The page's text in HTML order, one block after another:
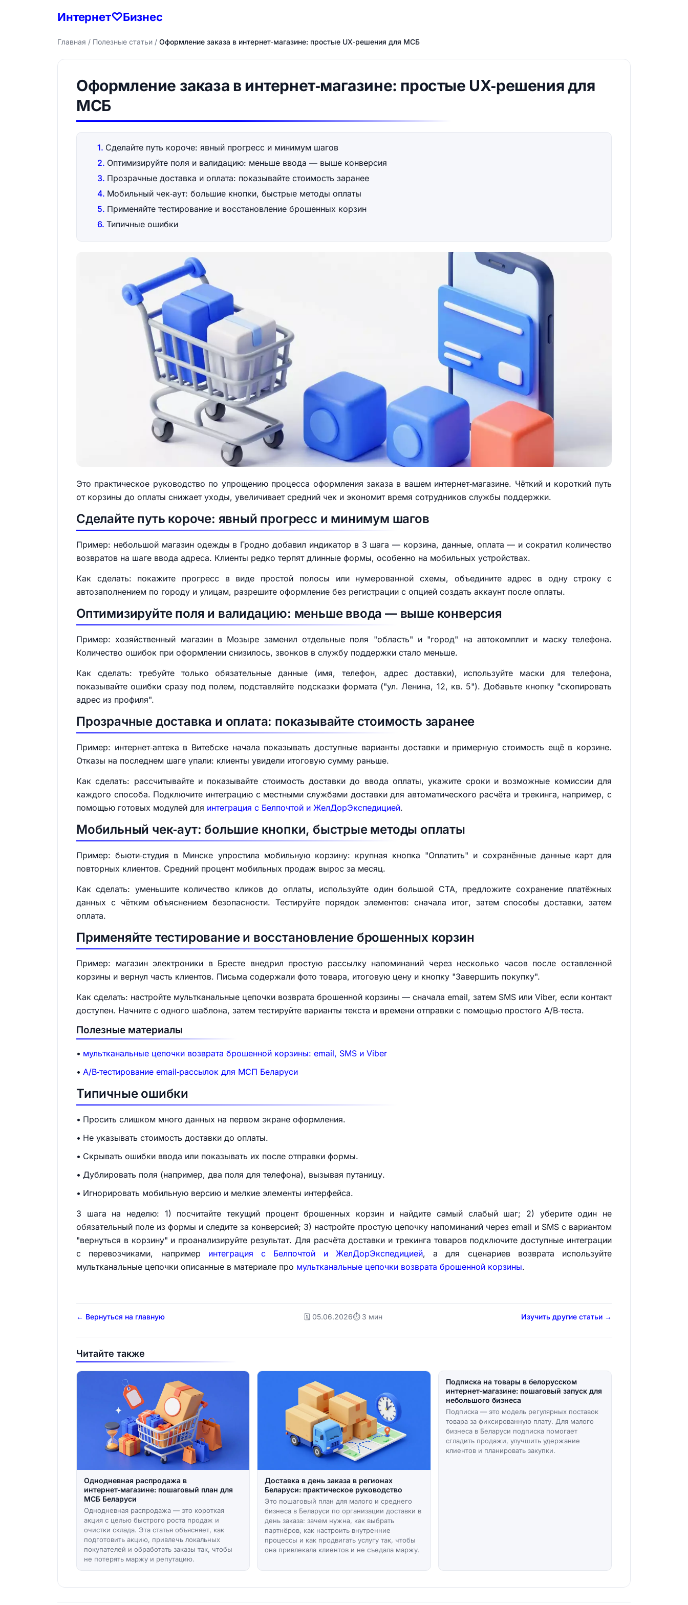
Интернет♡Бизнес
Главная / Полезные статьи / Оформление заказа в интернет‑магазине: простые UX‑решения для МСБ
Оформление заказа в интернет‑магазине: простые UX‑решения для
МСБ
Сделайте путь короче: явный прогресс и минимум шагов
Оптимизируйте поля и валидацию: меньше ввода — выше конверсия
Прозрачные доставка и оплата: показывайте стоимость заранее
Мобильный чек‑аут: большие кнопки, быстрые методы оплаты
Применяйте тестирование и восстановление брошенных корзин
Типичные ошибки
Это практическое руководство по упрощению процесса оформления заказа в вашем интернет‑магазине. Чёткий и короткий путь
от корзины до оплаты снижает уходы, увеличивает средний чек и экономит время сотрудников службы поддержки.
Сделайте путь короче: явный прогресс и минимум шагов
Пример: небольшой магазин одежды в Гродно добавил индикатор в 3 шага — корзина, данные, оплата — и сократил количество
возвратов на шаге ввода адреса. Клиенты редко терпят длинные формы, особенно на мобильных устройствах.
Как сделать: покажите прогресс в виде простой полосы или нумерованной схемы, объедините адрес в одну строку с
автозаполнением по городу и улицам, разрешите оформление без регистрации с опцией создать аккаунт после оплаты.
Оптимизируйте поля и валидацию: меньше ввода — выше конверсия
Пример: хозяйственный магазин в Мозыре заменил отдельные поля "область" и "город" на автокомплит и маску телефона.
Количество ошибок при оформлении снизилось, звонков в службу поддержки стало меньше.
Как сделать: требуйте только обязательные данные (имя, телефон, адрес доставки), используйте маски для телефона,
показывайте ошибки сразу под полем, подставляйте подсказки формата ("ул. Ленина, 12, кв. 5"). Добавьте кнопку "скопировать
адрес из профиля".
Прозрачные доставка и оплата: показывайте стоимость заранее
Пример: интернет‑аптека в Витебске начала показывать доступные варианты доставки и примерную стоимость ещё в корзине.
Отказы на последнем шаге упали: клиенты увидели итоговую сумму раньше.
Как сделать: рассчитывайте и показывайте стоимость доставки до ввода оплаты, укажите сроки и возможные комиссии для
каждого способа. Подключите интеграцию с местными службами доставки для автоматического расчёта и трекинга, например, с
помощью готовых модулей для интеграция с Белпочтой и ЖелДорЭкспедицией.
Мобильный чек‑аут: большие кнопки, быстрые методы оплаты
Пример: бьюти‑студия в Минске упростила мобильную корзину: крупная кнопка "Оплатить" и сохранённые данные карт для
повторных клиентов. Средний процент мобильных продаж вырос за месяц.
Как сделать: уменьшите количество кликов до оплаты, используйте один большой CTA, предложите сохранение платёжных
данных с чётким объяснением безопасности. Тестируйте порядок элементов: сначала итог, затем способы доставки, затем
оплата.
Применяйте тестирование и восстановление брошенных корзин
Пример: магазин электроники в Бресте внедрил простую рассылку напоминаний через несколько часов после оставленной
корзины и вернул часть клиентов. Письма содержали фото товара, итоговую цену и кнопку "Завершить покупку".
Как сделать: настройте мультканальные цепочки возврата брошенной корзины — сначала email, затем SMS или Viber, если контакт
доступен. Начните с одного шаблона, затем тестируйте варианты текста и времени отправки с помощью простого A/B‑теста.
Полезные материалы
мультканальные цепочки возврата брошенной корзины: email, SMS и Viber
A/B‑тестирование email‑рассылок для МСП Беларуси
Типичные ошибки
Просить слишком много данных на первом экране оформления.
Не указывать стоимость доставки до оплаты.
Скрывать ошибки ввода или показывать их после отправки формы.
Дублировать поля (например, два поля для телефона), вызывая путаницу.
Игнорировать мобильную версию и мелкие элементы интерфейса.
3 шага на неделю: 1) посчитайте текущий процент брошенных корзин и найдите самый слабый шаг; 2) уберите один не
обязательный поле из формы и следите за конверсией; 3) настройте простую цепочку напоминаний через email и SMS с вариантом
"вернуться в корзину" и проанализируйте результат. Для расчёта доставки и трекинга товаров подключите доступные интеграции
с перевозчиками, например интеграция с Белпочтой и ЖелДорЭкспедицией, а для сценариев возврата используйте
мультканальные цепочки описанные в материале про мультканальные цепочки возврата брошенной корзины.
← Вернуться на главную 🗓️ 05.06.2026⏱ 3 мин Изучить другие статьи →
Читайте также
Однодневная распродажа в
интернет‑магазине: пошаговый план для
МСБ Беларуси
Однодневная распродажа — это короткая
акция с целью быстрого роста продаж и
очистки склада. Эта статья объясняет, как
подготовить акцию, привлечь локальных
покупателей и обработать заказы так, чтобы
не потерять маржу и репутацию.
Доставка в день заказа в регионах
Беларуси: практическое руководство
Это пошаговый план для малого и среднего
бизнеса в Беларуси по организации доставки в
день заказа: зачем нужна, как выбрать
партнёров, как настроить внутренние
процессы и как продвигать услугу так, чтобы
она привлекала клиентов и не съедала маржу.
Подписка на товары в белорусском
интернет‑магазине: пошаговый запуск для
небольшого бизнеса
Подписка — это модель регулярных поставок
товара за фиксированную плату. Для малого
бизнеса в Беларуси подписка помогает
сгладить продажи, улучшить удержание
клиентов и планировать закупки.